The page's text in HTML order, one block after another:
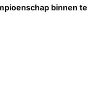
binnen te